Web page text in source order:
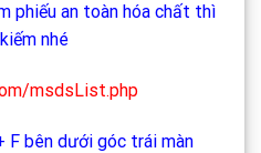
phiếu an toàn hóa chất thì
nhé
msdsList.php
F bên dưới góc trái màn